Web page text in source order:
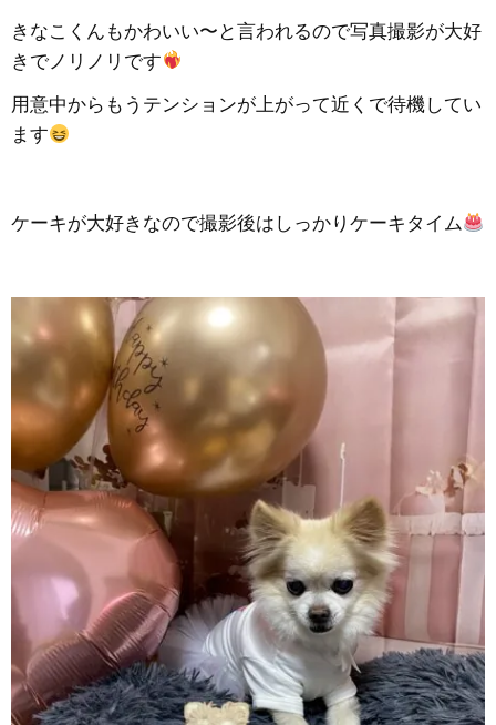
きなこくんもかわいい〜と言われるので写真撮影が大好
きでノリノリです
用意中からもうテンションが上がって近くで待機してい
ます
ケーキが大好きなので撮影後はしっかりケーキタイム